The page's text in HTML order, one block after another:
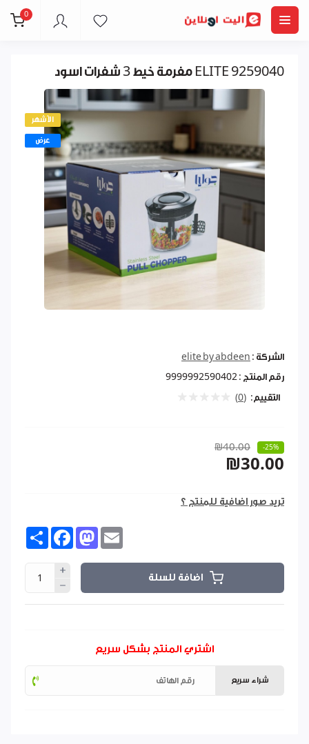
0
مفرمة خيط 3 شفرات اسود ELITE 9259040
الأشهر
عرض
الشركة : elite by abdeen
رقم المنتج : 9999992590402
التقييم: (0)
₪40.00 -25%
₪30.00
تريد صور اضافية للمنتج ؟
Share FacebookMastodon
اضافة للسلة
اشتري المنتج بشكل سريع
شراء سريع